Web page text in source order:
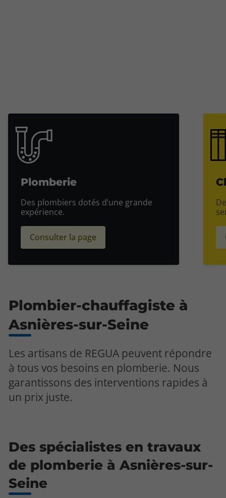
Plomberie
Des plombiers dotés d’une grande
expérience.
Consulter la page
Plombier-chauffagiste à
Asnières-sur-Seine
Les artisans de REGUA peuvent répondre
à tous vos besoins en plomberie. Nous
garantissons des interventions rapides à
un prix juste.
Des spécialistes en travaux
de plomberie à Asnières-sur-
Seine